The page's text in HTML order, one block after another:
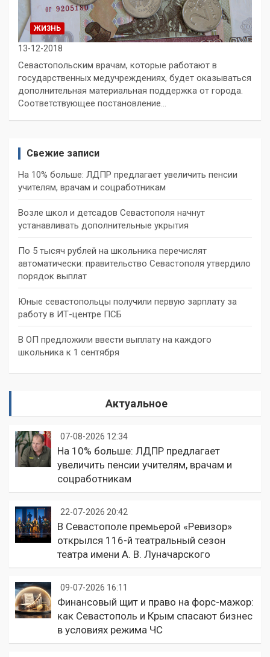
ЖИЗНЬ
13-12-2018
Севастопольским врачам, которые работают в
государственных медучреждениях, будет оказываться
дополнительная материальная поддержка от города.
Соответствующее постановление…
Свежие записи
На 10% больше: ЛДПР предлагает увеличить пенсии
учителям, врачам и соцработникам
Возле школ и детсадов Севастополя начнут
устанавливать дополнительные укрытия
По 5 тысяч рублей на школьника перечислят
автоматически: правительство Севастополя утвердило
порядок выплат
Юные севастопольцы получили первую зарплату за
работу в ИТ-центре ПСБ
В ОП предложили ввести выплату на каждого
школьника к 1 сентября
Актуальное
07-08-2026 12:34
На 10% больше: ЛДПР предлагает
увеличить пенсии учителям, врачам и
соцработникам
22-07-2026 20:42
В Севастополе премьерой «Ревизор»
открылся 116-й театральный сезон
театра имени А. В. Луначарского
09-07-2026 16:11
Финансовый щит и право на форс-мажор:
как Севастополь и Крым спасают бизнес
в условиях режима ЧС